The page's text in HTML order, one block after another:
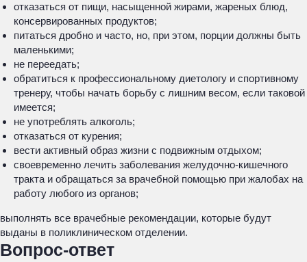
отказаться от пищи, насыщенной жирами, жареных блюд,
консервированных продуктов;
питаться дробно и часто, но, при этом, порции должны быть
маленькими;
не переедать;
обратиться к профессиональному диетологу и спортивному
тренеру, чтобы начать борьбу с лишним весом, если таковой
имеется;
не употреблять алкоголь;
отказаться от курения;
вести активный образ жизни с подвижным отдыхом;
своевременно лечить заболевания желудочно-кишечного
тракта и обращаться за врачебной помощью при жалобах на
работу любого из органов;
выполнять все врачебные рекомендации, которые будут
выданы в поликлиническом отделении.
Вопрос-ответ